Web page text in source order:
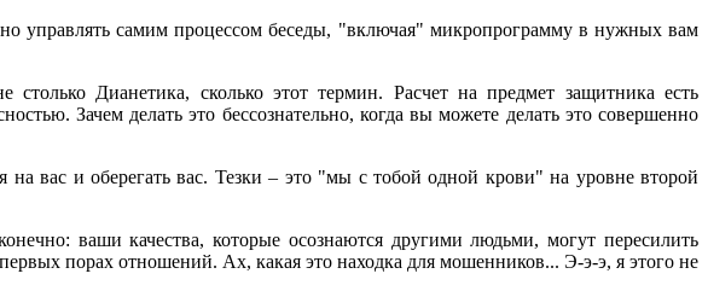
управлять самим процессом беседы, "включая" микропрограмму в нужных вам
Дианетика, сколько этот термин. Расчет на предмет защитника есть
Зачем делать это бессознательно, когда вы можете делать это совершенно
вас и оберегать вас. Тезки – это "мы с тобой одной крови" на уровне второй
ваши качества, которые осознаются другими людьми, могут пересилить
порах отношений. Ах, какая это находка для мошенников... Э-э-э, я этого не